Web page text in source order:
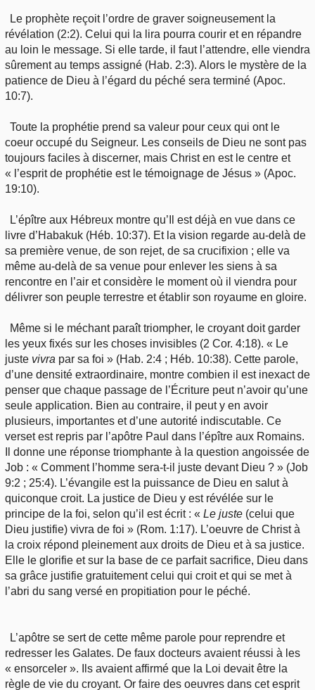
Le prophète reçoit l’ordre de graver soigneusement la
révélation (2:2). Celui qui la lira pourra courir et en répandre
au loin le message. Si elle tarde, il faut l’attendre, elle viendra
sûrement au temps assigné (Hab. 2:3). Alors le mystère de la
patience de Dieu à l’égard du péché sera terminé (Apoc.
10:7).
Toute la prophétie prend sa valeur pour ceux qui ont le
coeur occupé du Seigneur. Les conseils de Dieu ne sont pas
toujours faciles à discerner, mais Christ en est le centre et
« l’esprit de prophétie est le témoignage de Jésus » (Apoc.
19:10).
L’épître aux Hébreux montre qu’Il est déjà en vue dans ce
livre d’Habakuk (Héb. 10:37). Et la vision regarde au-delà de
sa première venue, de son rejet, de sa crucifixion ; elle va
même au-delà de sa venue pour enlever les siens à sa
rencontre en l’air et considère le moment où il viendra pour
délivrer son peuple terrestre et établir son royaume en gloire.
Même si le méchant paraît triompher, le croyant doit garder
les yeux fixés sur les choses invisibles (2 Cor. 4:18). « Le
juste vivra par sa foi » (Hab. 2:4 ; Héb. 10:38). Cette parole,
d’une densité extraordinaire, montre combien il est inexact de
penser que chaque passage de l’Écriture peut n’avoir qu’une
seule application. Bien au contraire, il peut y en avoir
plusieurs, importantes et d’une autorité indiscutable. Ce
verset est repris par l’apôtre Paul dans l’épître aux Romains.
Il donne une réponse triomphante à la question angoissée de
Job : « Comment l’homme sera-t-il juste devant Dieu ? » (Job
9:2 ; 25:4). L’évangile est la puissance de Dieu en salut à
quiconque croit. La justice de Dieu y est révélée sur le
principe de la foi, selon qu’il est écrit : « Le juste (celui que
Dieu justifie) vivra de foi » (Rom. 1:17). L’oeuvre de Christ à
la croix répond pleinement aux droits de Dieu et à sa justice.
Elle le glorifie et sur la base de ce parfait sacrifice, Dieu dans
sa grâce justifie gratuitement celui qui croit et qui se met à
l’abri du sang versé en propitiation pour le péché.
L’apôtre se sert de cette même parole pour reprendre et
redresser les Galates. De faux docteurs avaient réussi à les
« ensorceler ». Ils avaient affirmé que la Loi devait être la
règle de vie du croyant. Or faire des oeuvres dans cet esprit